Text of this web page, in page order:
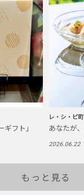
フト」
レ・シ・ピ
あなたが
2026.06.22
もっと見る